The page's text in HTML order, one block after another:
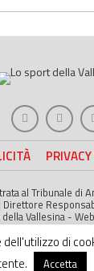
al Tribunale di
Direttore
Vallesina -
All right
di
Accetta